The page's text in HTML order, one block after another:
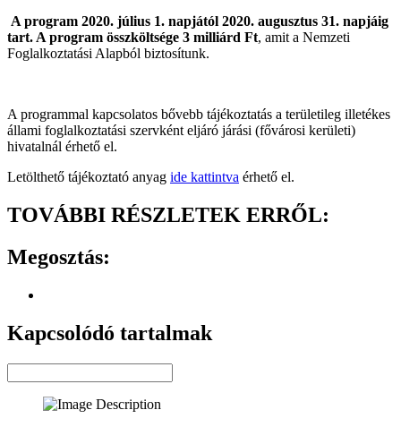
A program 2020. július 1. napjától 2020. augusztus 31. napjáig
tart. A program összköltsége 3 milliárd Ft, amit a Nemzeti
Foglalkoztatási Alapból biztosítunk.
A programmal kapcsolatos bővebb tájékoztatás a területileg illetékes
állami foglalkoztatási szervként eljáró járási (fővárosi kerületi)
hivatalnál érhető el.
Letölthető tájékoztató anyag ide kattintva érhető el.
TOVÁBBI RÉSZLETEK ERRŐL:
Megosztás:
Kapcsolódó tartalmak